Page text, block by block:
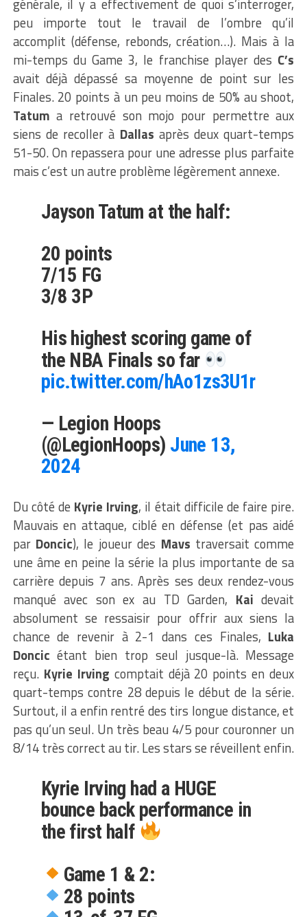
générale, il y a effectivement de quoi s’interroger,
peu importe tout le travail de l’ombre qu’il
accomplit (défense, rebonds, création…). Mais à la
mi-temps du Game 3, le franchise player des C’s
avait déjà dépassé sa moyenne de point sur les
Finales. 20 points à un peu moins de 50% au shoot,
Tatum a retrouvé son mojo pour permettre aux
siens de recoller à Dallas après deux quart-temps
51-50. On repassera pour une adresse plus parfaite
mais c’est un autre problème légèrement annexe.
Jayson Tatum at the half:
20 points
7/15 FG
3/8 3P
His highest scoring game of
the NBA Finals so far
pic.twitter.com/hAo1zs3U1r
— Legion Hoops
(@LegionHoops) June 13,
2024
Du côté de Kyrie Irving, il était difficile de faire pire.
Mauvais en attaque, ciblé en défense (et pas aidé
par Doncic), le joueur des Mavs traversait comme
une âme en peine la série la plus importante de sa
carrière depuis 7 ans. Après ses deux rendez-vous
manqué avec son ex au TD Garden, Kai devait
absolument se ressaisir pour offrir aux siens la
chance de revenir à 2-1 dans ces Finales, Luka
Doncic étant bien trop seul jusque-là. Message
reçu. Kyrie Irving comptait déjà 20 points en deux
quart-temps contre 28 depuis le début de la série.
Surtout, il a enfin rentré des tirs longue distance, et
pas qu’un seul. Un très beau 4/5 pour couronner un
8/14 très correct au tir. Les stars se réveillent enfin.
Kyrie Irving had a HUGE
bounce back performance in
the first half
Game 1 & 2:
28 points